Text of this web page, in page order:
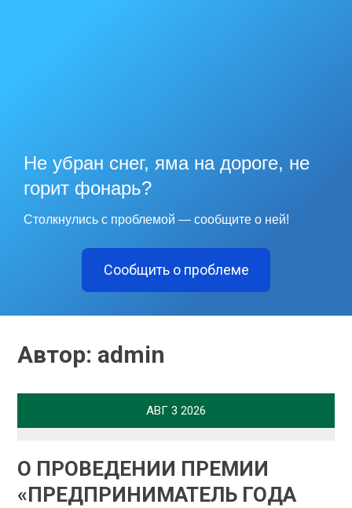
Не убран снег, яма на дороге, не
горит фонарь?
Столкнулись с проблемой — сообщите о ней!
Сообщить о проблеме
Автор: admin
АВГ 3 2026
О ПРОВЕДЕНИИ ПРЕMИИ
«ПРЕДПРИНИМАТЕЛЬ ГОДА